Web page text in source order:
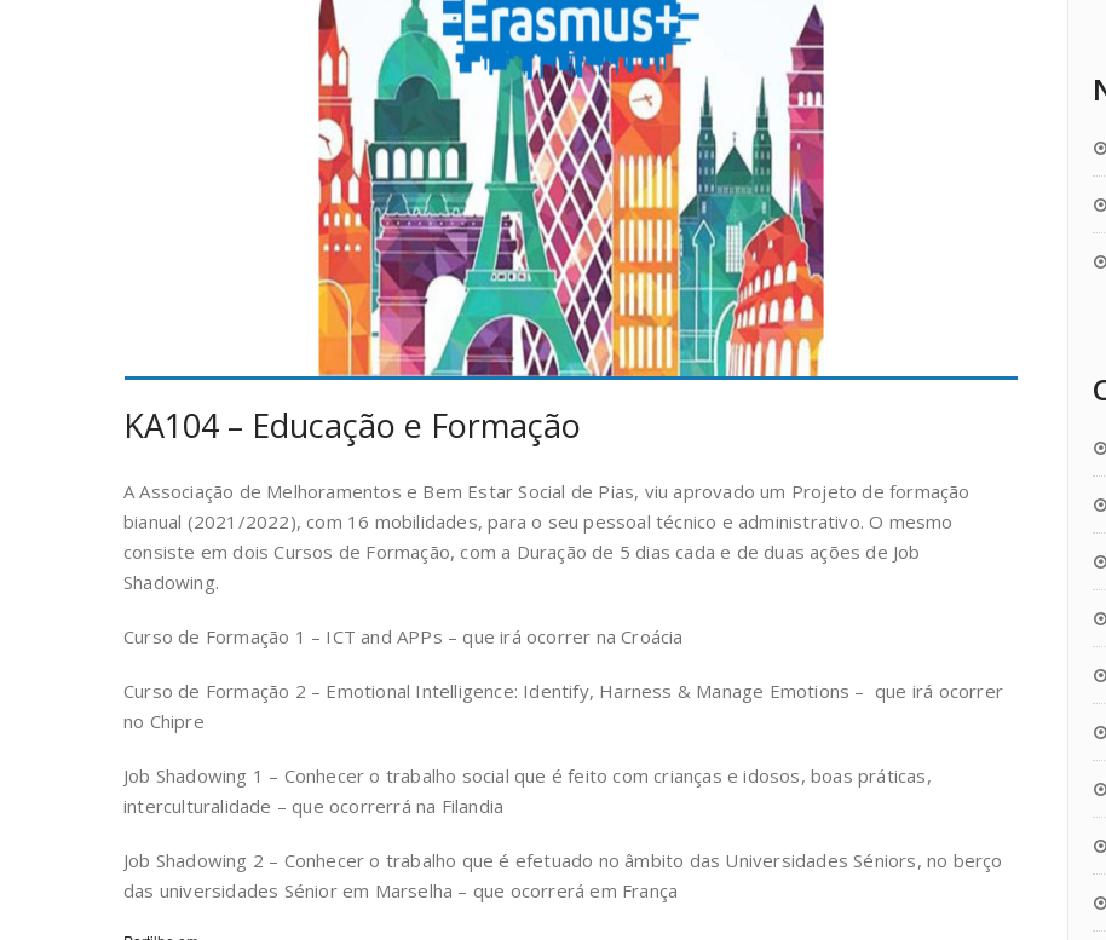
KA104 – Educação e Formação
A Associação de Melhoramentos e Bem Estar Social de Pias, viu aprovado um Projeto de formação
bianual (2021/2022), com 16 mobilidades, para o seu pessoal técnico e administrativo. O mesmo
consiste em dois Cursos de Formação, com a Duração de 5 dias cada e de duas ações de Job
Shadowing.
Curso de Formação 1 – ICT and APPs – que irá ocorrer na Croácia
Curso de Formação 2 – Emotional Intelligence: Identify, Harness & Manage Emotions – que irá ocorrer
no Chipre
Job Shadowing 1 – Conhecer o trabalho social que é feito com crianças e idosos, boas práticas,
interculturalidade – que ocorrerrá na Filandia
Job Shadowing 2 – Conhecer o trabalho que é efetuado no âmbito das Universidades Séniors, no berço
das universidades Sénior em Marselha – que ocorrerá em França